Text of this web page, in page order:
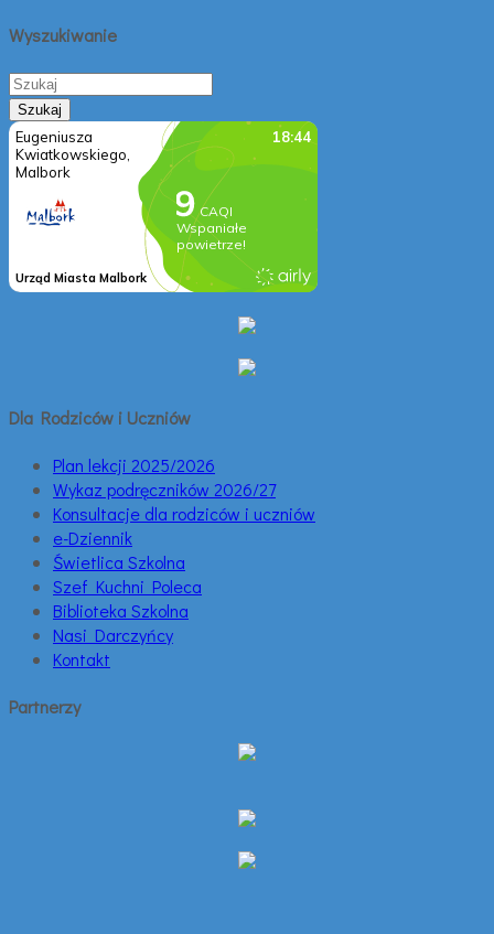
Wyszukiwanie
Dla Rodziców i Uczniów
Plan lekcji 2025/2026
Wykaz podręczników 2026/27
Konsultacje dla rodziców i uczniów
e-Dziennik
Świetlica Szkolna
Szef Kuchni Poleca
Biblioteka Szkolna
Nasi Darczyńcy
Kontakt
Partnerzy